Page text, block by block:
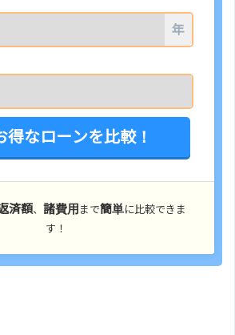
年
得なローンを比較！
済額、 諸費用 まで簡単に比較できま
す！